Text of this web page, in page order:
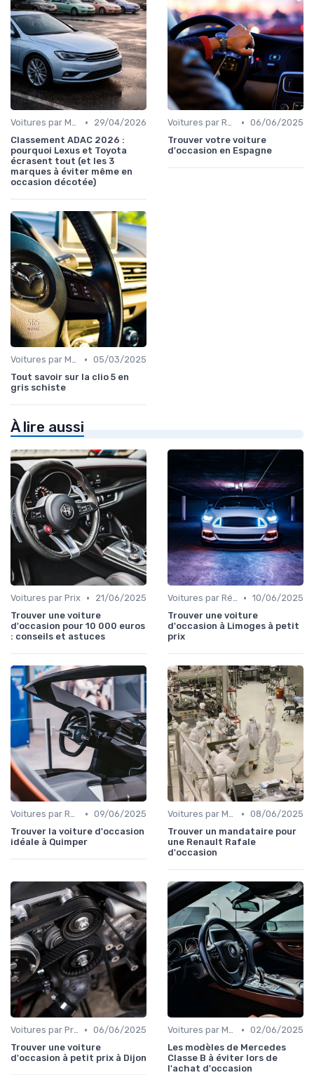
Voitures par Marque •
29/04/2026
Classement ADAC 2026 :
pourquoi Lexus et Toyota
écrasent tout (et les 3
marques à éviter même en
occasion décotée)
Voitures par Région • 06/06/2025
Trouver votre voiture
d'occasion en Espagne
Voitures par Modèle • 05/03/2025
Tout savoir sur la clio 5 en
gris schiste
À lire aussi
Voitures par Prix •
21/06/2025
Trouver une voiture
d'occasion pour 10 000 euros
: conseils et astuces
Voitures par Région • 10/06/2025
Trouver une voiture
d'occasion à Limoges à petit
prix
Voitures par Région • 09/06/2025
Trouver la voiture d'occasion
idéale à Quimper
Voitures par Marque • 08/06/2025
Trouver un mandataire pour
une Renault Rafale
d'occasion
Voitures par Prix • 06/06/2025
Trouver une voiture
d'occasion à petit prix à Dijon
Voitures par Modèle • 02/06/2025
Les modèles de Mercedes
Classe B à éviter lors de
l'achat d'occasion